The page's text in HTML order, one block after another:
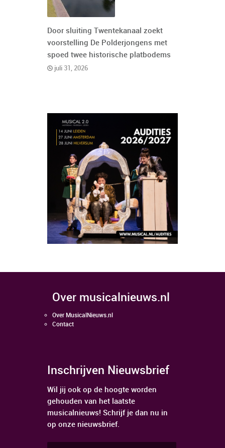
Door sluiting Twentekanaal zoekt
voorstelling De Polderjongens met
spoed twee historische platbodems
juli 31, 2026
over musicalnieuws.nl
Over MusicalNieuws.nl
Contact
Inschrijven Nieuwsbrief
Wil jij ook op de hoogte worden
gehouden van het laatste
musicalnieuws! Schrijf je dan nu in
op onze nieuwsbrief.